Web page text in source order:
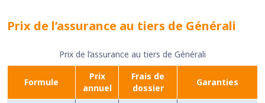
Prix de l’assurance au tiers de Générali
Prix de l’assurance au tiers de Générali
Formule
Prix
annuel
Frais de
dossier
Garanties